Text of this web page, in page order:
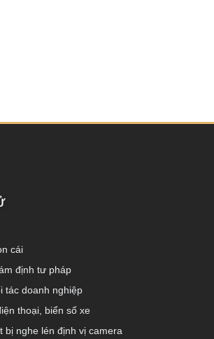
cái
định tư pháp
tác doanh nghiệp
thoại, biển số xe
bị nghe lén định vị camera